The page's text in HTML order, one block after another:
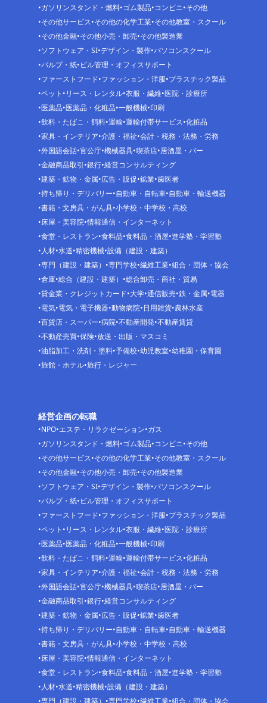
ガソリンスタンド・燃料 ゴム製品 コンビニ その他
その他サービス その他の化学工業 その他教室・スクール
その他金融 その他小売・卸売 その他製造業
ソフトウェア・SI デザイン・製作 パソコンスクール
パルプ・紙 ビル管理・オフィスサポート
ファーストフード ファッション・洋服 プラスチック製品
ペット リース・レンタル 衣服・繊維 医院・診療所
医薬品 医薬品・化粧品 一般機械 印刷
飲料・たばこ・飼料 運輸 運輸付帯サービス 化粧品
家具・インテリア 介護・福祉 会計・税務・法務・労務
外国語会話 官公庁 機械器具 喫茶店 居酒屋・バー
金融商品取引 銀行 経営コンサルティング
建築・鉱物・金属 広告・販促 鉱業 歯医者
持ち帰り・デリバリー 自動車・自転車 自動車・輸送機器
書籍・文房具・がん具 小学校・中学校・高校
床屋・美容院 情報通信・インターネット
食堂・レストラン 食料品 食料品・酒屋 進学塾・学習塾
人材 水道 精密機械 設備（建設・建築）
専門（建設・建築）
専門学校 繊維工業 組合・団体・協会
倉庫 総合（建設・建築）
総合卸売・商社・貿易
貸金業・クレジットカード 大学 通信販売 鉄・金属 電器
電気 電気・電子機器 動物病院 日用雑貨 農林水産
百貨店・スーパー 病院 不動産開発 不動産賃貸
不動産売買 保険 放送・出版・マスコミ
油脂加工・洗剤・塗料 予備校 幼児教室 幼稚園・保育園
旅館・ホテル 旅行・レジャー
経営企画の転職
NPO エステ・リラクゼーション ガス
ガソリンスタンド・燃料 ゴム製品 コンビニ その他
その他サービス その他の化学工業 その他教室・スクール
その他金融 その他小売・卸売 その他製造業
ソフトウェア・SI デザイン・製作 パソコンスクール
パルプ・紙 ビル管理・オフィスサポート
ファーストフード ファッション・洋服 プラスチック製品
ペット リース・レンタル 衣服・繊維 医院・診療所
医薬品 医薬品・化粧品 一般機械 印刷
飲料・たばこ・飼料 運輸 運輸付帯サービス 化粧品
家具・インテリア 介護・福祉 会計・税務・法務・労務
外国語会話 官公庁 機械器具 喫茶店 居酒屋・バー
金融商品取引 銀行 経営コンサルティング
建築・鉱物・金属 広告・販促 鉱業 歯医者
持ち帰り・デリバリー 自動車・自転車 自動車・輸送機器
書籍・文房具・がん具 小学校・中学校・高校
床屋・美容院 情報通信・インターネット
食堂・レストラン 食料品 食料品・酒屋 進学塾・学習塾
人材 水道 精密機械 設備（建設・建築）
専門（建設・建築）
専門学校 繊維工業 組合・団体・協会